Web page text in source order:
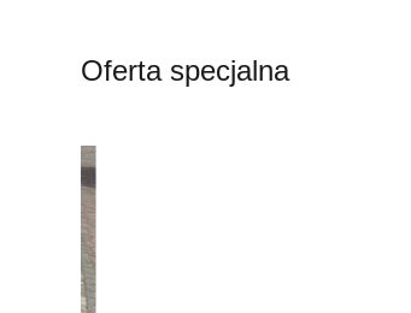
Oferta specjalna